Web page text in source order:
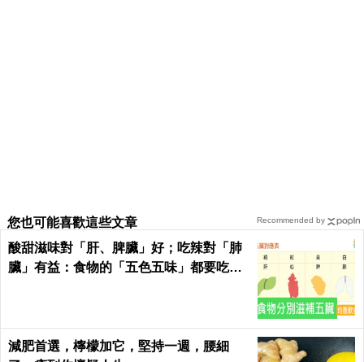
您也可能喜歡這些文章
酸甜滋味對「肝、脾臟」好；吃辣對「肺
臟」有益：食物的「五色五味」都要吃，
減肥首選，檸檬加它，堅持一週，腰細
Recommended by